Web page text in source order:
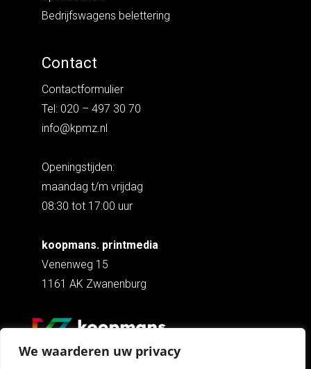
We waarderen uw privacy
Bedrijfswagens belettering
Contact
Contactformulier
Tel: 020 – 497 30 70
info@kpmz.nl
Openingstijden:
maandag t/m vrijdag
08:30 tot 17:00 uur
koopmans. printmedia
Venenweg 15
1161 AK Zwanenburg